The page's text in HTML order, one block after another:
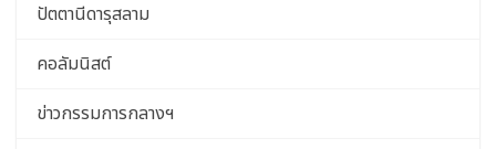
ปัตตานีดารุสลาม
คอลัมนิสต์
ข่าวกรรมการกลางฯ